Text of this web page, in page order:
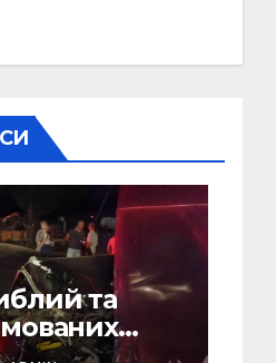
та
ДТП на